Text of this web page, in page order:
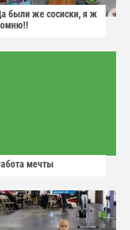
были же сосиски, я ж
мечты